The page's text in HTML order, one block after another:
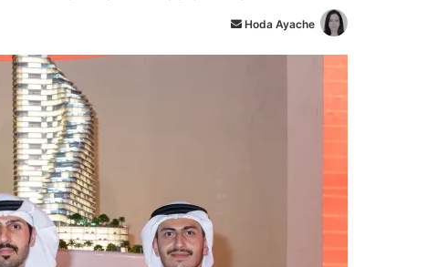
Hoda Ayache